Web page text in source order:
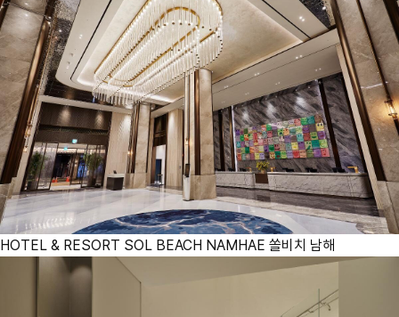
HOTEL & RESORT SOL BEACH NAMHAE 쏠비치 남해